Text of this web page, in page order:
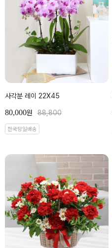
사각분 레이 22X45
80,000원 88,800
전국당일배송